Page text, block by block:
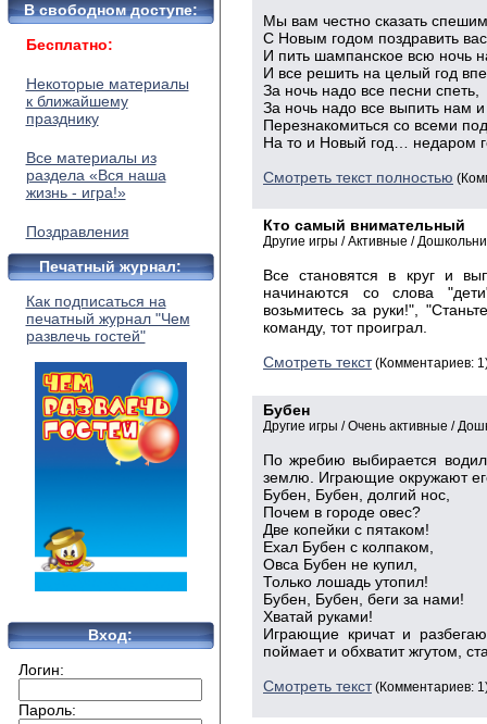
В свободном доступе:
Бесплатно:
Некоторые материалы
к ближайшему
празднику
Все материалы из
раздела «Вся наша
жизнь - игра!»
Поздравления
Печатный журнал:
Как подписаться на
печатный журнал "Чем
развлечь гостей"
Вход:
Логин:
Пароль:
Мы вам честно сказать
С Новым годом поздравить
И пить шампанское всю ночь
И все решить на целый год
За ночь надо все песни спеть,
За ночь надо все выпить нам и
Перезнакомиться со всеми
На то и Новый год… недаром
Смотреть текст полностью
Кто самый внимательный
Другие игры / Активные /
Все становятся в круг и
начинаются со слова
возьмитесь за руки!",
команду, тот проиграл.
Смотреть текст(Комментариев:
Бубен
Другие игры / Очень активные /
По жребию выбирается
землю. Играющие окружают
Бубен, Бубен, долгий нос,
Почем в городе овес?
Две копейки с пятаком!
Ехал Бубен с колпаком,
Овса Бубен не купил,
Только лошадь утопил!
Бубен, Бубен, беги за нами!
Хватай руками!
Играющие кричат и
поймает и обхватит жгутом,
Смотреть текст(Комментариев: